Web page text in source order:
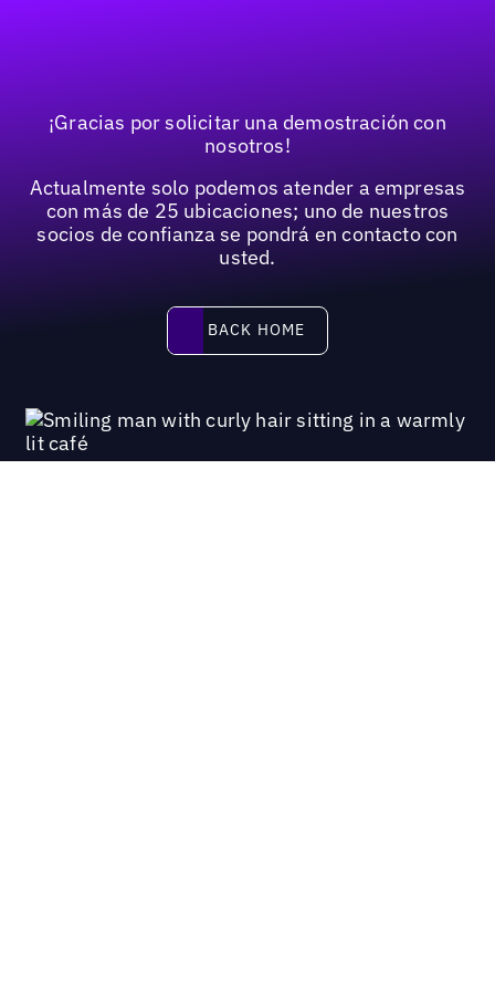
¡Gracias por solicitar una demostración con
nosotros!
Actualmente solo podemos atender a empresas
con más de 25 ubicaciones; uno de nuestros
socios de confianza se pondrá en contacto con
usted.
Back home
BACK HOME